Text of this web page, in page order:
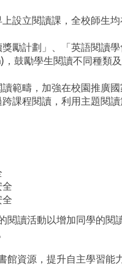
設立閱讀課，全校師生
勵計劃」、「英語閱讀
，鼓勵學生閱讀不同種類
範疇，加強在校園推廣
課程閱讀，利用主題閱讀
全
全
閱讀活動以增加同學的
館資源，提升自主學習能